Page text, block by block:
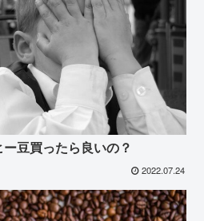
ー豆買ったら良いの？
2022.07.24